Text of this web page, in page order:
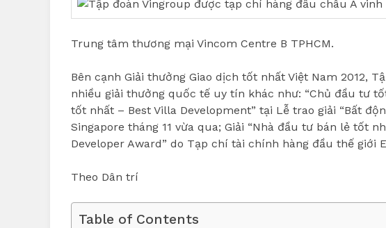
Trung tâm thương mại Vincom Centre B TPHCM.
Bên cạnh Giải thưởng Giao dịch tốt nhất Việt Nam 2012,
nhiều giải thưởng quốc tế uy tín khác như: “Chủ đầu tư
tốt nhất – Best Villa Development” tại Lễ trao giải “Bất
Singapore tháng 11 vừa qua; Giải “Nhà đầu tư bán lẻ tốt
Developer Award” do Tạp chí tài chính hàng đầu thế giới
Theo Dân trí
Table of Contents